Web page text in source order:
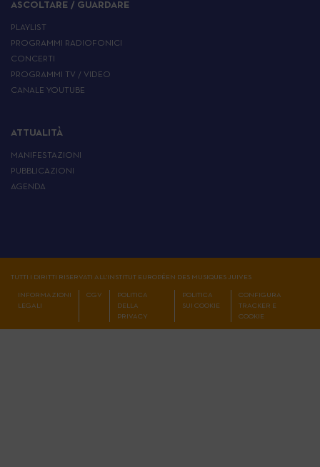
ASCOLTARE / GUARDARE
PLAYLIST
PROGRAMMI RADIOFONICI
CONCERTI
PROGRAMMI TV / VIDEO
CANALE YOUTUBE
ATTUALITÀ
MANIFESTAZIONI
PUBBLICAZIONI
AGENDA
TUTTI I DIRITTI RISERVATI ALL'INSTITUT EUROPÉEN DES MUSIQUES JUIVES
INFORMAZIONI
LEGALI
CGV
POLITICA
DELLA
PRIVACY
POLITICA
SUI COOKIE
CONFIGURA
TRACKER E
COOKIE